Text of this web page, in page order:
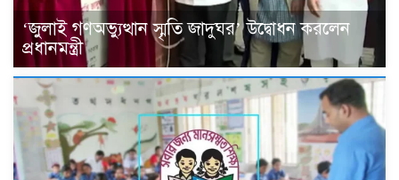
‘জুলাই গণঅভ্যুত্থান স্মৃতি জাদুঘর’ উদ্বোধন করলেন
প্রধানমন্ত্রী